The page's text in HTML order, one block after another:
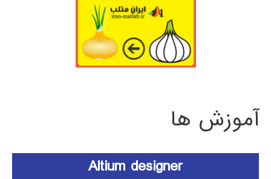
آموزش ها
Altium designer